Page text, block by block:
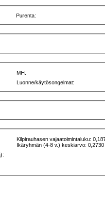
Purenta:
MH:
Luonne/käytösongelmat:
Kilpirauhasen vajaatoimintaluku:
Ikäryhmän (4-8 v.) keskiarvo: 0,2730